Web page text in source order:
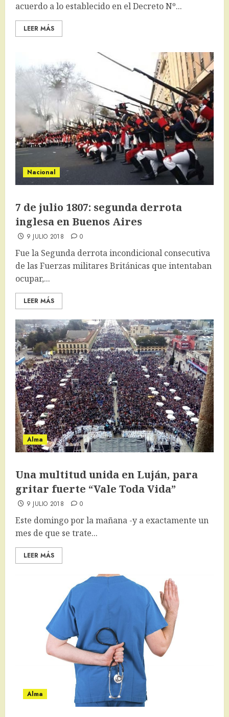
acuerdo a lo establecido en el Decreto Nº...
LEER MÁS
Nacional
7 de julio 1807: segunda derrota
inglesa en Buenos Aires
9 JULIO 2018 0
Fue la Segunda derrota incondicional consecutiva
de las Fuerzas militares Británicas que intentaban
ocupar,...
LEER MÁS
Alma
Una multitud unida en Luján, para
gritar fuerte “Vale Toda Vida”
9 JULIO 2018 0
Este domingo por la mañana -y a exactamente un
mes de que se trate...
LEER MÁS
Alma